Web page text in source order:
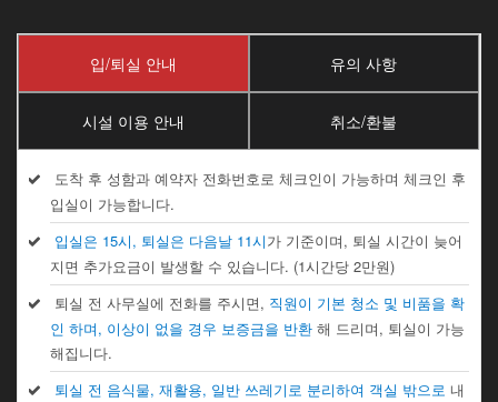
입/퇴실 안내 유의 사항
시설 이용 안내 취소/환불
도착 후 성함과 예약자 전화번호로 체크인이 가능하며 체크인 후
입실이 가능합니다.
입실은 15시, 퇴실은 다음날 11시가 기준이며, 퇴실 시간이 늦어
지면 추가요금이 발생할 수 있습니다. (1시간당 2만원)
퇴실 전 사무실에 전화를 주시면, 직원이 기본 청소 및 비품을 확
인 하며, 이상이 없을 경우 보증금을 반환해 드리며, 퇴실이 가능
해집니다.
퇴실 전 음식물, 재활용, 일반 쓰레기로 분리하여 객실 밖으로 내